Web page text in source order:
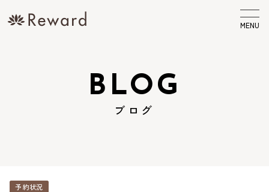
MENU
BLOG
ブログ
予約状況